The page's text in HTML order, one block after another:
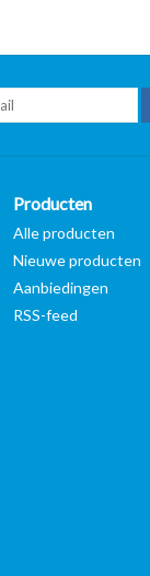
Producten
Alle producten
Nieuwe producten
Aanbiedingen
RSS-feed